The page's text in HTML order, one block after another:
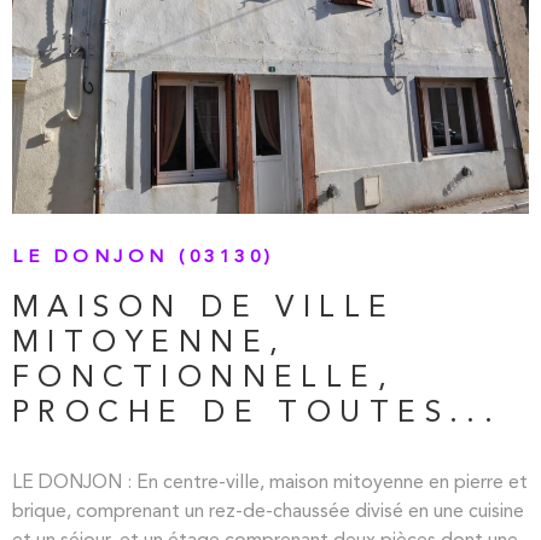
LE DONJON (03130)
MAISON DE VILLE
MITOYENNE,
FONCTIONNELLE,
PROCHE DE TOUTES...
LE DONJON : En centre-ville, maison mitoyenne en pierre et
brique, comprenant un rez-de-chaussée divisé en une cuisine
VOIR LE BIEN